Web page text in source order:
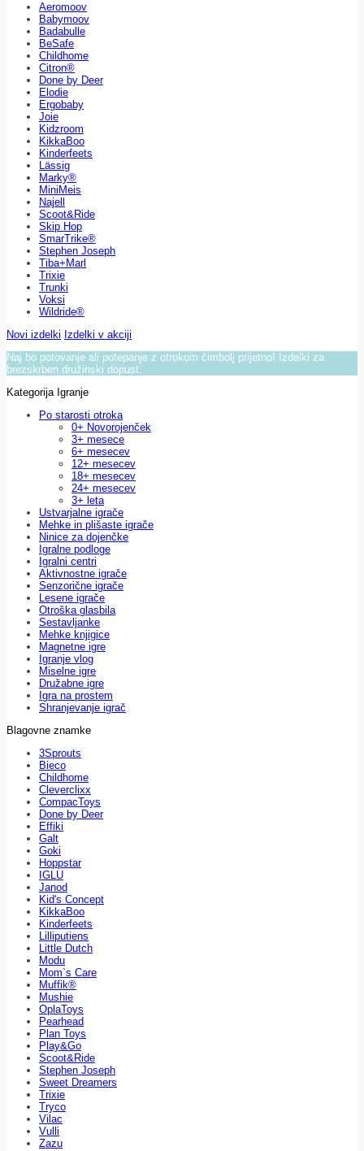
Aeromoov
Babymoov
Badabulle
BeSafe
Childhome
Citron®
Done by Deer
Elodie
Ergobaby
Joie
Kidzroom
KikkaBoo
Kinderfeets
Lässig
Marky®
MiniMeis
Najell
Scoot&Ride
Skip Hop
SmarTrike®
Stephen Joseph
Tiba+Marl
Trixie
Trunki
Voksi
Wildride®
Novi izdelki Izdelki v akciji
Naj bo potovanje ali potepanje z otrokom čimbolj prijetno! Izdelki za
brezskrben družinski dopust.
Kategorija Igranje
Po starosti otroka
0+ Novorojenček
3+ mesece
6+ mesecev
12+ mesecev
18+ mesecev
24+ mesecev
3+ leta
Ustvarjalne igrače
Mehke in plišaste igrače
Ninice za dojenčke
Igralne podloge
Igralni centri
Aktivnostne igrače
Senzorične igrače
Lesene igrače
Otroška glasbila
Sestavljanke
Mehke knjigice
Magnetne igre
Igranje vlog
Miselne igre
Družabne igre
Igra na prostem
Shranjevanje igrač
Blagovne znamke
3Sprouts
Bieco
Childhome
Cleverclixx
CompacToys
Done by Deer
Effiki
Galt
Goki
Hoppstar
IGLU
Janod
Kid's Concept
KikkaBoo
Kinderfeets
Lilliputiens
Little Dutch
Modu
Mom`s Care
Muffik®
Mushie
OplaToys
Pearhead
Plan Toys
Play&Go
Scoot&Ride
Stephen Joseph
Sweet Dreamers
Trixie
Tryco
Vilac
Vulli
Zazu